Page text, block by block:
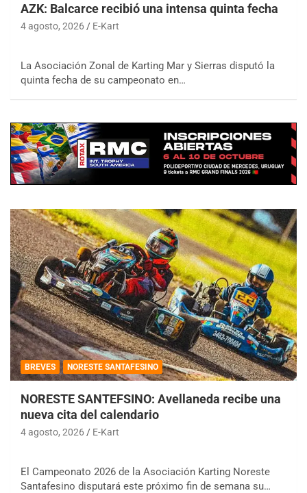
AZK: Balcarce recibió una intensa quinta fecha
4 agosto, 2026 E-Kart
La Asociación Zonal de Karting Mar y Sierras disputó la
quinta fecha de su campeonato en…
BREVES NORESTE SANTAFESINO
NORESTE SANTEFSINO: Avellaneda recibe una
nueva cita del calendario
4 agosto, 2026 E-Kart
El Campeonato 2026 de la Asociación Karting Noreste
Santafesino disputará este próximo fin de semana su…